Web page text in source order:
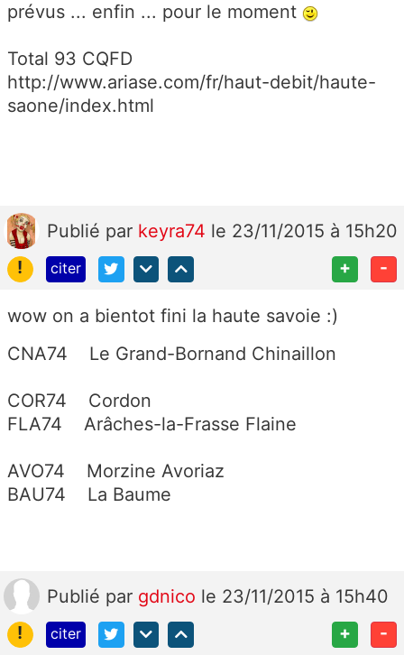
prévus ... enfin ... pour le moment
Total 93 CQFD
http://www.ariase.com/fr/haut-debit/haute-
saone/index.html
Publié par keyra74 le 23/11/2015 à 15h20
!
citer + -
wow on a bientot fini la haute savoie :)
CNA74 Le Grand-Bornand Chinaillon
COR74 Cordon
FLA74 Arâches-la-Frasse Flaine
AVO74 Morzine Avoriaz
BAU74 La Baume
Publié par gdnico le 23/11/2015 à 15h40
!
citer + -